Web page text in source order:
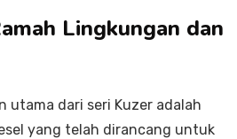
Lingkungan dan
utama dari seri Kuzer adalah
yang telah dirancang untuk